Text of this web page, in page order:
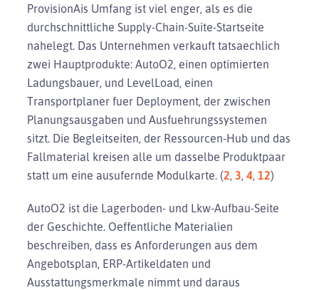
ProvisionAis Umfang ist viel enger, als es die
durchschnittliche Supply-Chain-Suite-Startseite
nahelegt. Das Unternehmen verkauft tatsaechlich
zwei Hauptprodukte: AutoO2, einen optimierten
Ladungsbauer, und LevelLoad, einen
Transportplaner fuer Deployment, der zwischen
Planungsausgaben und Ausfuehrungssystemen
sitzt. Die Begleitseiten, der Ressourcen-Hub und das
Fallmaterial kreisen alle um dasselbe Produktpaar
statt um eine ausufernde Modulkarte. (2, 3, 4, 12)
AutoO2 ist die Lagerboden- und Lkw-Aufbau-Seite
der Geschichte. Oeffentliche Materialien
beschreiben, dass es Anforderungen aus dem
Angebotsplan, ERP-Artikeldaten und
Ausstattungsmerkmale nimmt und daraus